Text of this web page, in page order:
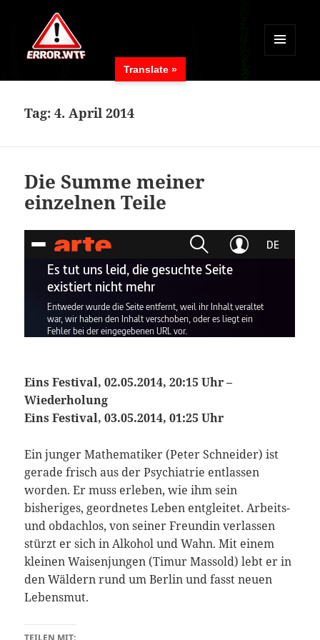
MENÜ
WIDGETS
Tag:4. April 2014
Die Summe meiner
einzelnen Teile
Eins Festival, 02.05.2014, 20:15 Uhr –
Wiederholung
Eins Festival, 03.05.2014, 01:25 Uhr
Ein junger Mathematiker (Peter Schneider) ist
gerade frisch aus der Psychiatrie entlassen
worden. Er muss erleben, wie ihm sein
bisheriges, geordnetes Leben entgleitet. Arbeits-
und obdachlos, von seiner Freundin verlassen
stürzt er sich in Alkohol und Wahn. Mit einem
kleinen Waisenjungen (Timur Massold) lebt er in
den Wäldern rund um Berlin und fasst neuen
Lebensmut.
Translate »